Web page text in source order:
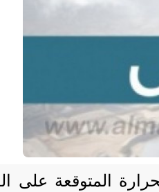
الموافق 4-9- 2025، اختلافًا في درجات